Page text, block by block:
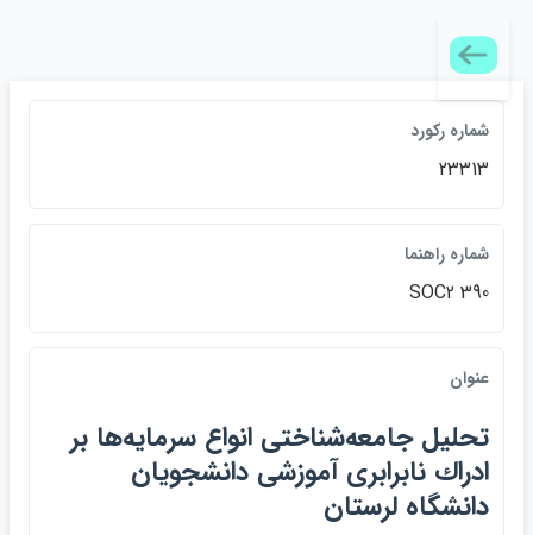
شماره ركورد
23313
شماره راهنما
SOC2 390
عنوان
تحليل جامعه‌شناختي انواع سرمايه‌ها بر
ادراك نابرابري آموزشي دانشجويان
دانشگاه لرستان